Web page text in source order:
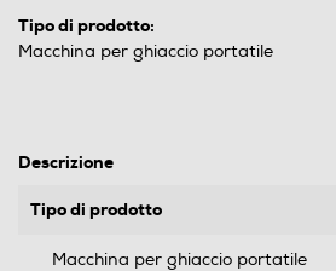
Tipo di prodotto:
Macchina per ghiaccio portatile
Descrizione
Tipo di prodotto
Macchina per ghiaccio portatile